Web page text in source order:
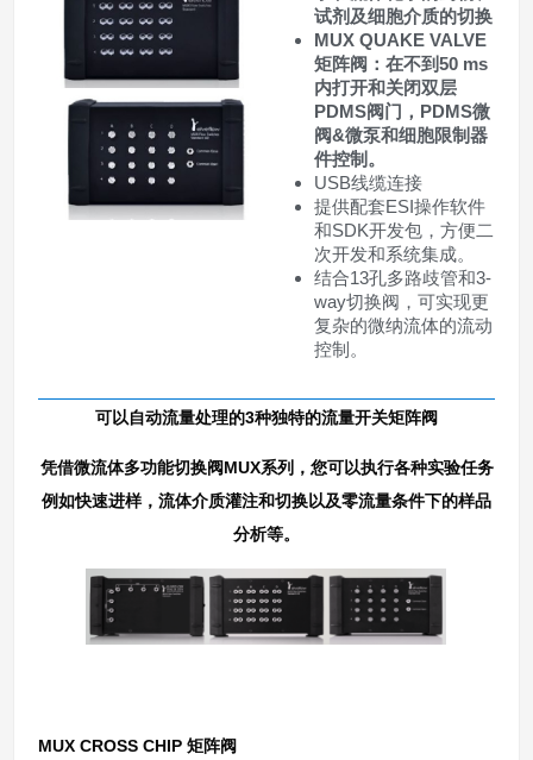
试剂及细胞介质的切换
MUX QUAKE VALVE
矩阵阀：在不到50 ms
内打开和关闭双层
PDMS阀门，PDMS微
阀&微泵和细胞限制器
件控制。
USB线缆连接
提供配套ESI操作软件
和SDK开发包，方便二
次开发和系统集成。
结合13孔多路歧管和3-
way切换阀，可实现更
复杂的微纳流体的流动
控制。
可以自动流量处理的3种独特的流量开关矩阵阀
凭借微流体多功能切换阀MUX系列，您可以执行各种实验任务
例如快速进样，流体介质灌注和切换以及零流量条件下的样品
分析等。
MUX CROSS CHIP 矩阵阀